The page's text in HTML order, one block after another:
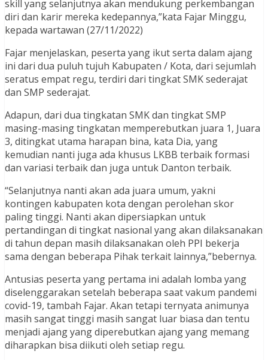
skill yang selanjutnya akan mendukung perkembangan
diri dan karir mereka kedepannya,”kata Fajar Minggu,
kepada wartawan (27/11/2022)
Fajar menjelaskan, peserta yang ikut serta dalam ajang
ini dari dua puluh tujuh Kabupaten / Kota, dari sejumlah
seratus empat regu, terdiri dari tingkat SMK sederajat
dan SMP sederajat.
Adapun, dari dua tingkatan SMK dan tingkat SMP
masing-masing tingkatan memperebutkan juara 1, Juara
3, ditingkat utama harapan bina, kata Dia, yang
kemudian nanti juga ada khusus LKBB terbaik formasi
dan variasi terbaik dan juga untuk Danton terbaik.
“Selanjutnya nanti akan ada juara umum, yakni
kontingen kabupaten kota dengan perolehan skor
paling tinggi. Nanti akan dipersiapkan untuk
pertandingan di tingkat nasional yang akan dilaksanakan
di tahun depan masih dilaksanakan oleh PPI bekerja
sama dengan beberapa Pihak terkait lainnya,”bebernya.
Antusias peserta yang pertama ini adalah lomba yang
diselenggarakan setelah beberapa saat vakum pandemi
covid-19, tambah Fajar. Akan tetapi ternyata animunya
masih sangat tinggi masih sangat luar biasa dan tentu
menjadi ajang yang diperebutkan ajang yang memang
diharapkan bisa diikuti oleh setiap regu.